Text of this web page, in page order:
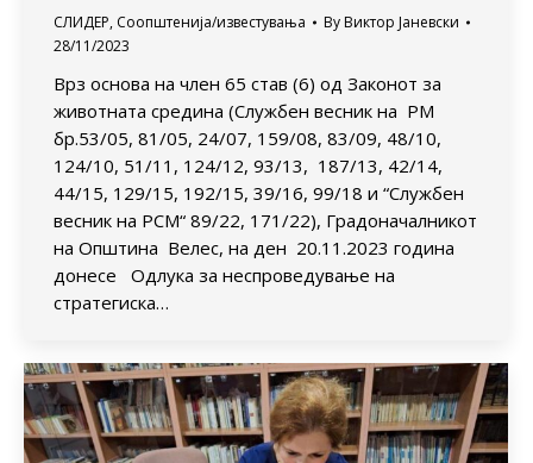
СЛИДЕР, Соопштенија/известувања By Виктор Јаневски
28/11/2023
Врз основа на член 65 став (6) од Законот за
животната средина (Службен весник на РМ
бр.53/05, 81/05, 24/07, 159/08, 83/09, 48/10,
124/10, 51/11, 124/12, 93/13, 187/13, 42/14,
44/15, 129/15, 192/15, 39/16, 99/18 и “Службен
весник на РСМ“ 89/22, 171/22), Градоначалникот
на Општина Велес, на ден 20.11.2023 година
донесе Одлука за неспроведување на
стратегиска…